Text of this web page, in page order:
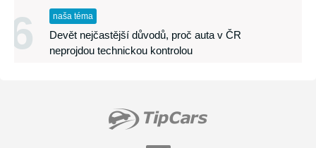
6 naša téma
Devět nejčastější důvodů, proč auta v ČR
neprojdou technickou kontrolou